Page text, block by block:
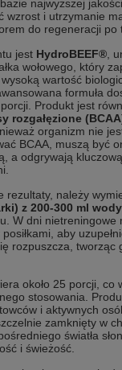
najwyższej jakości
wzrost i utrzymanie
do regeneracji po
jest HydroBEEF® ,
wołowego, który
wartość
formuła
Produkt jest
rozgałęzione
organizm nie
BCAA, muszą być
a odgrywają
rezultaty, należy
z 200-300 ml wody
W dni nietreningowe
aby
rozpuszcza, tworząc
około 25 porcji, co
stosowania.
i aktywnych
zamknięty w
światła
i świeżość.